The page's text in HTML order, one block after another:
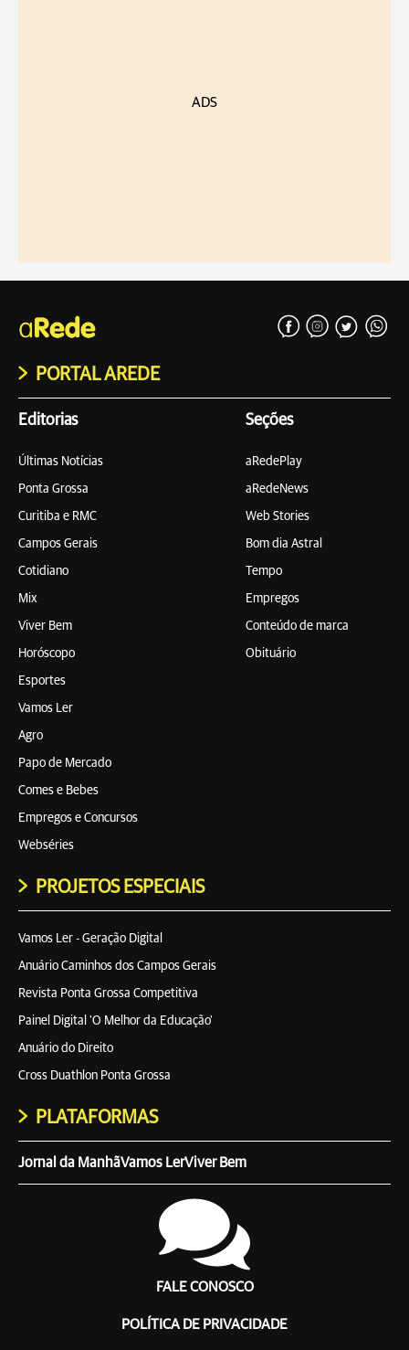
ADS
PORTAL AREDE
Editorias
Últimas Notícias
Ponta Grossa
Curitiba e RMC
Campos Gerais
Cotidiano
Mix
Viver Bem
Horóscopo
Esportes
Vamos Ler
Agro
Papo de Mercado
Comes e Bebes
Empregos e Concursos
Webséries
Seções
aRedePlay
aRedeNews
Web Stories
Bom dia Astral
Tempo
Empregos
Conteúdo de marca
Obituário
PROJETOS ESPECIAIS
Vamos Ler - Geração Digital
Anuário Caminhos dos Campos Gerais
Revista Ponta Grossa Competitiva
Painel Digital 'O Melhor da Educação'
Anuário do Direito
Cross Duathlon Ponta Grossa
PLATAFORMAS
Jornal da ManhãVamos LerViver Bem
FALE CONOSCO
POLÍTICA DE PRIVACIDADE